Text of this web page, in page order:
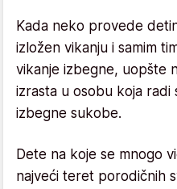
Kada neko provede
izložen vikanju i samim
vikanje izbegne, uopšte
izrasta u osobu koja radi
izbegne sukobe.
Dete na koje se mnogo
najveći teret porodičnih